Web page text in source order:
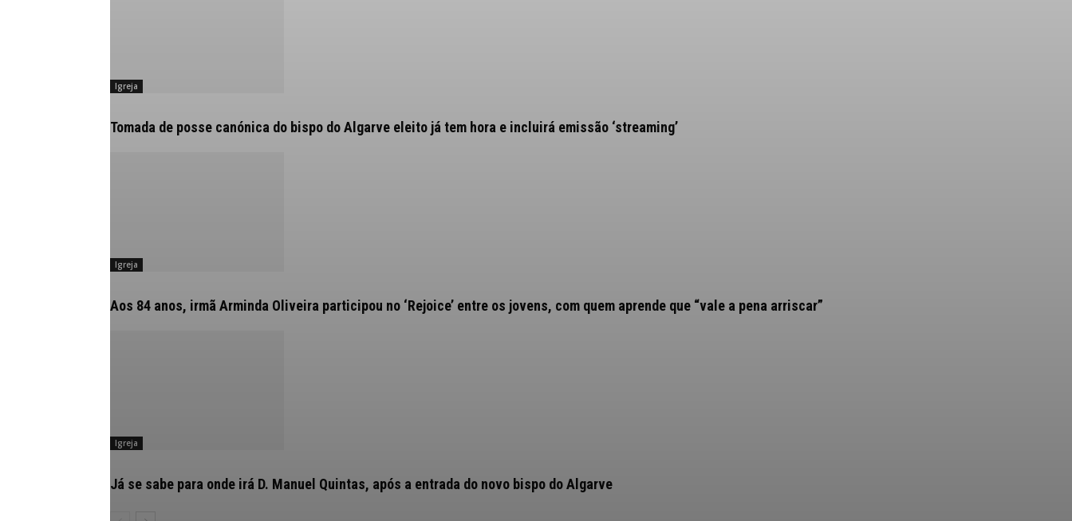
Igreja
Tomada de posse canónica do bispo do Algarve eleito já tem hora e incluirá emissão ‘streaming’
Igreja
Aos 84 anos, irmã Arminda Oliveira participou no ‘Rejoice’ entre os jovens, com quem aprende que “vale a pena arriscar”
Igreja
Já se sabe para onde irá D. Manuel Quintas, após a entrada do novo bispo do Algarve